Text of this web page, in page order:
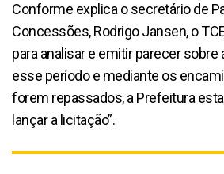
Conforme explica o secretário de
Concessões, Rodrigo Jansen, o
para analisar e emitir parecer sobre
esse período e mediante os
forem repassados, a Prefeitura
lançar a licitação”.